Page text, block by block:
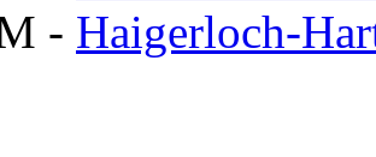
- Haigerloch-